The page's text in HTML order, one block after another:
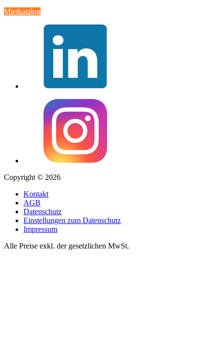
Mietkatalog
Copyright © 2026
Kontakt
AGB
Datenschutz
Einstellungen zum Datenschutz
Impressum
Alle Preise exkl. der gesetzlichen MwSt.